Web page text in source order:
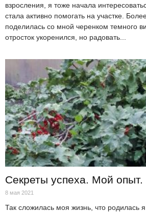
взросления, я тоже начала
стала активно помогать на участке.
поделилась со мной черенком темного
отросток укоренился, но радовать...
Секреты успеха. Мой опыт.
8 мая 2021
Так сложилась моя жизнь, что родилась